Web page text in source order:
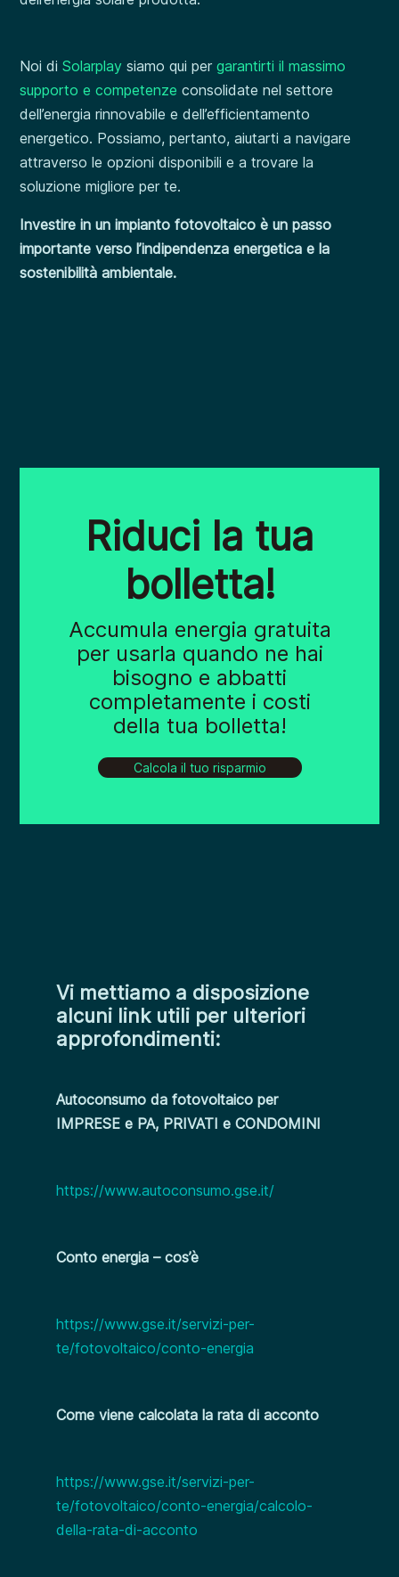
Noi diSolarplay siamo qui pergarantirti il massimo
supporto e competenze consolidate nel settore
dell’energia rinnovabile e dell’efficientamento
energetico. Possiamo, pertanto, aiutarti a navigare
attraverso le opzioni disponibili e a trovare la
soluzione migliore per te.
Investire in un impianto fotovoltaico è un passo
importante verso l’indipendenza energetica e la
sostenibilità ambientale.
Riduci la tua
bolletta!
Accumula energia gratuita
per usarla quando ne hai
bisogno e abbatti
completamente i costi
della tua bolletta!
Calcola il tuo risparmio
Vi mettiamo a disposizione
alcuni link utili per ulteriori
approfondimenti:
Autoconsumo da fotovoltaico per
IMPRESE e PA, PRIVATI e CONDOMINI
https://www.autoconsumo.gse.it/
Conto energia – cos’è
https://www.gse.it/servizi-per-
te/fotovoltaico/conto-energia
Come viene calcolata la rata di acconto
https://www.gse.it/servizi-per-
te/fotovoltaico/conto-energia/calcolo-
della-rata-di-acconto